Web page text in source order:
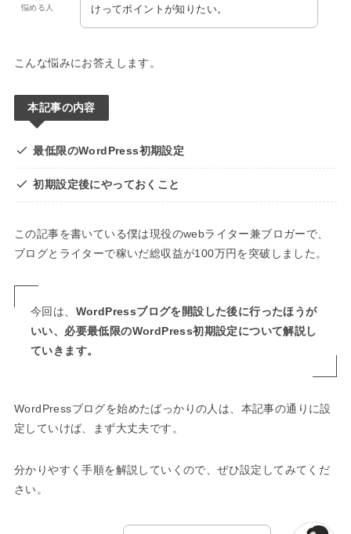
悩める人
けってポイントが知りたい。
こんな悩みにお答えします。
本記事の内容
最低限のWordPress初期設定
初期設定後にやっておくこと
この記事を書いている僕は現役のwebライター兼ブロガーで、
ブログとライターで稼いだ総収益が100万円を突破しました。
今回は、 WordPressブログを開設した後に行ったほうが
いい、必要最低限のWordPress初期設定について解説し
ていきます。
WordPressブログを始めたばっかりの人は、本記事の通りに設
定していけば、まず大丈夫です。
分かりやすく手順を解説していくので、ぜひ設定してみてくだ
さい。